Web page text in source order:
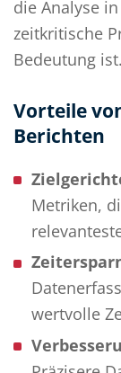
die Analyse
zeitkritische
Bedeutung ist.
Vorteile
Berichten
Metriken,
wertvolle